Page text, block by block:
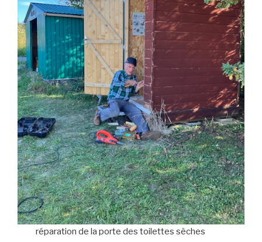
réparation de la porte des toilettes sèches